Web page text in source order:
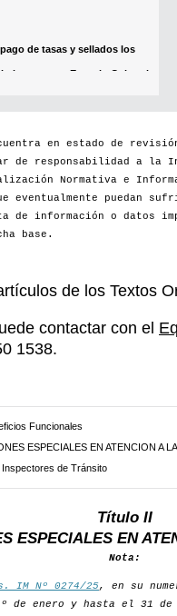
en estado de
de responsabilidad a la
Normativa e
puedan
información o datos
base.
de los Textos
contactar con el
1538.
Funcionales
ESPECIALES EN ATENCION A
Inspectores de Tránsito
Título II
ESPECIALES EN
Nota:
IM Nº 0274/25, en su
enero y hasta el 31 de